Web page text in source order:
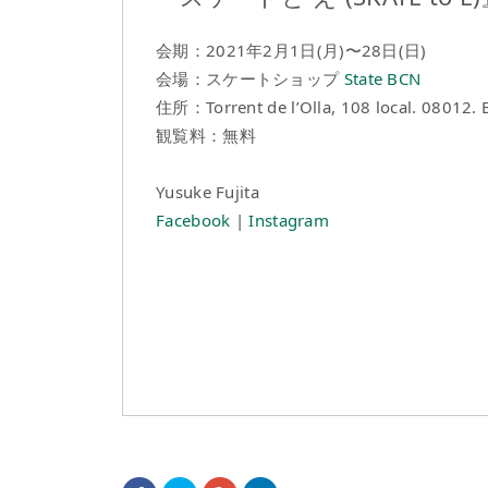
会期：2021年2月1日(月)〜28日(日)
会場：スケートショップ State BCN
住所：Torrent de l’Olla, 108 local. 08012.
観覧料：無料
Yusuke Fujita
Facebook |Instagram